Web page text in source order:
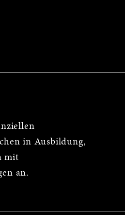
in Ausbildung,
mit
an.